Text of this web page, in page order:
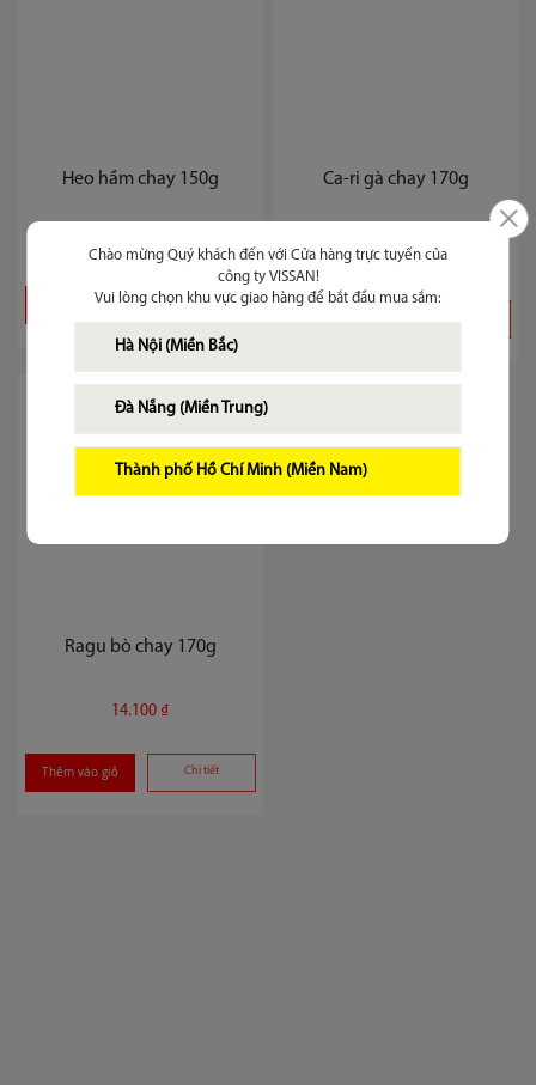
Chào mừng Quý khách đến với Cửa hàng trực tuyến của
công ty VISSAN!
Vui lòng chọn khu vực giao hàng để bắt đầu mua sắm:
Hà Nội (Miền Bắc)
Đà Nẵng (Miền Trung)
Thành phố Hồ Chí Minh (Miền Nam)
Heo hầm chay 150g
Thêm vào giỏ Chi tiết
Ca-ri gà chay 170g
15.800 ₫
Ragu bò chay 170g
14.100 ₫
Thêm vào giỏ Chi tiết